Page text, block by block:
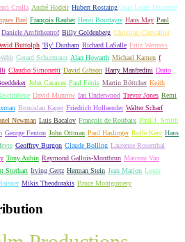
Crolla André Hodeir Hubert Rostaing Jean-Louis Ducarme
Brel François Rauber Henri Bourtayre Hans May Paul
Daniele Amfitheatrof Billy Goldenberg Christian Chevallier
Buttolph 'By' Dunham Richard LaSalle Fritz Wenneis
Gerard Schurmann Alan Howarth Michael Kamen f
Claudio Simonetti David Gibson Harry Manfredini Dario
John Cacavas Paul Ferris Martin Böttcher Keith
David Munrow Ian Underwood Trevor Jones Remi
Bronislau Kaper Friedrich Hollaender Walter Scharf
Newman Luis Bacalov François de Roubaix Paul J. Smith
George Fenton John Ottman Paul Haslinger Rolfe Kent Hans
Geoffrey Burgon Claude Bolling Laurence Rosenthal
Tony Aubin Raymond Gallois-Montbrun Marceau Van
Stothart Irving Gertz Herman Stein Jean Marion Louis
Mikis Theodorakis Bruce Montgomery